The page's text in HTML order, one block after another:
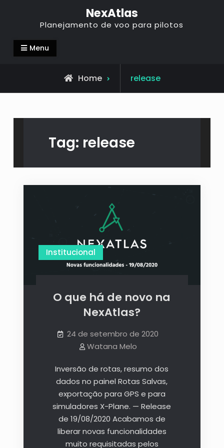
NexAtlas
Planejamento de voo para pilotos
Menu
Home release
Tag: release
Institucional
O que há de novo na
NexAtlas?
24 de setembro de 2020
Watana Melo
Inversão de rotas, resumo dos
dados no painel Rotas Salvas,
exportação para GPS e para
simuladores X-Plane. — Release
de 19/08/2020 Acabamos de
liberar novas funcionalidades
muito requisitadas pelos